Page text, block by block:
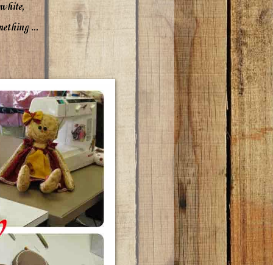
...